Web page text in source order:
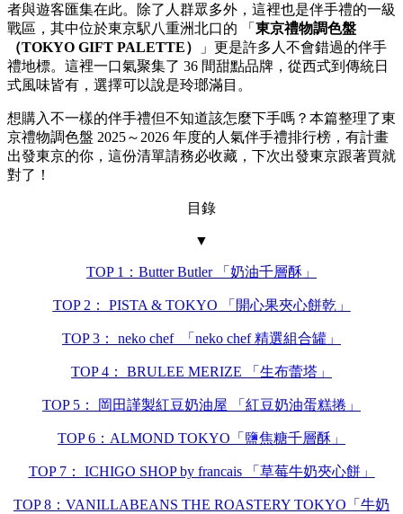
者與遊客匯集在此。除了人群眾多外，這裡也是伴手禮的一級
戰區，其中位於東京駅八重洲北口的 「 東京禮物調色盤
（TOKYO GIFT PALETTE）
」更是許多人不會錯過的伴手
禮地標。這裡一口氣聚集了 36 間甜點品牌，從西式到傳統日
式風味皆有，選擇可以說是玲瑯滿目。
想購入不一樣的伴手禮但不知道該怎麼下手嗎？本篇整理了東
京禮物調色盤 2025～2026 年度的人氣伴手禮排行榜，有計畫
出發東京的你，這份清單請務必收藏，下次出發東京跟著買就
對了！
目錄
▼
TOP 1：Butter Butler 「奶油千層酥」
TOP 2： PISTA & TOKYO 「開心果夾心餅乾」
TOP 3： neko chef 「neko chef 精選組合罐」
TOP 4： BRULEE MERIZE 「生布蕾塔」
TOP 5： 岡田謹製紅豆奶油屋 「紅豆奶油蛋糕捲」
TOP 6：ALMOND TOKYO「鹽焦糖千層酥」
TOP 7： ICHIGO SHOP by francais 「草莓牛奶夾心餅」
TOP 8：VANILLABEANS THE ROASTERY TOKYO「牛奶